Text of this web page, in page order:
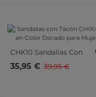
-
CHK10 Sandalias Con
Tacón CHIKA10 En Color
Dorado Para Mujer
35,95 € 39,95 €